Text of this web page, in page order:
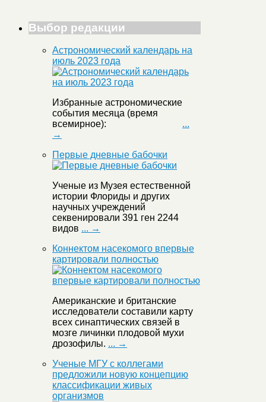
Выбор редакции
Астрономический календарь на
июль 2023 года
Избранные астрономические
события месяца (время
всемирное): ...
→
Первые дневные бабочки
Ученые из Музея естественной
истории Флориды и других
научных учреждений
секвенировали 391 ген 2244
видов ... →
Коннектом насекомого впервые
картировали полностью
Американские и британские
исследователи составили карту
всех синаптических связей в
мозге личинки плодовой мухи
дрозофилы. ... →
Ученые МГУ с коллегами
предложили новую концепцию
классификации живых
организмов